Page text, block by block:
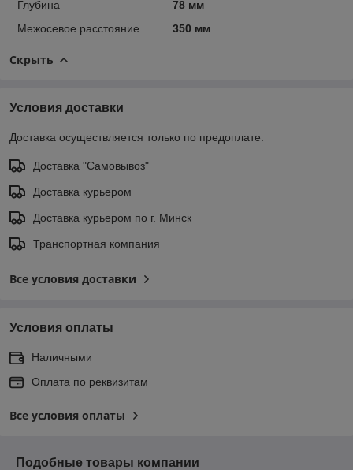
Глубина
78 мм
Межосевое расстояние
350 мм
Скрыть
Условия доставки
Доставка осуществляется только по предоплате.
Доставка "Самовывоз"
Доставка курьером
Доставка курьером по г. Минск
Транспортная компания
Все условия доставки
Условия оплаты
Наличными
Оплата по реквизитам
Все условия оплаты
Подобные товары компании